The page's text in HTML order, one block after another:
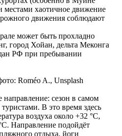
хаотичное движение
движения соблюдают
может быть прохладно
город Хойан, дельта Меконга
РФ при пребывании
Roméo A., Unsplash
сезон в самом
В это время здесь
воздуха около +32 °C,
Направление подойдёт
отдыха, йоги